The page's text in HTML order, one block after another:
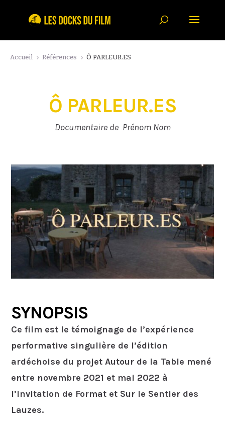
Accueil 5 Références 5 Ô PARLEUR.ES
Ô PARLEUR.ES
Documentaire de Prénom Nom
SYNOPSIS
Ce film est le témoignage de l’expérience
performative singulière de l’édition
ardéchoise du projet Autour de la Table mené
entre novembre 2021 et mai 2022 à
l’invitation de Format et Sur le Sentier des
Lauzes.